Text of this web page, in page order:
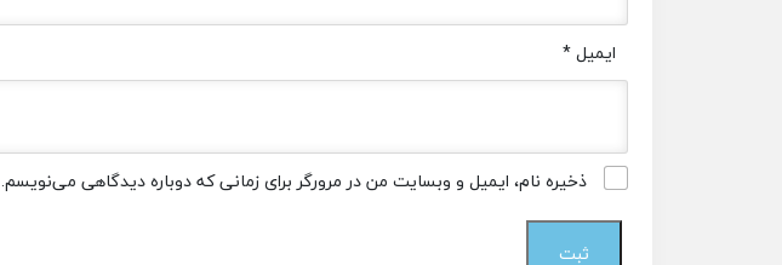
ایمیل*
ذخیره نام، ایمیل و وبسایت من در مرورگر برای زمانی که دوباره دیدگاهی می‌نویسم.